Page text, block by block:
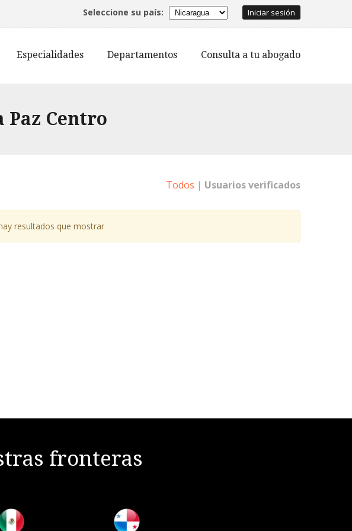
Iniciar sesión
Seleccione su país:
Especialidades Departamentos Consulta a tu abogado
Centro
Todos | Usuarios verificados
resultados que mostrar
fronteras